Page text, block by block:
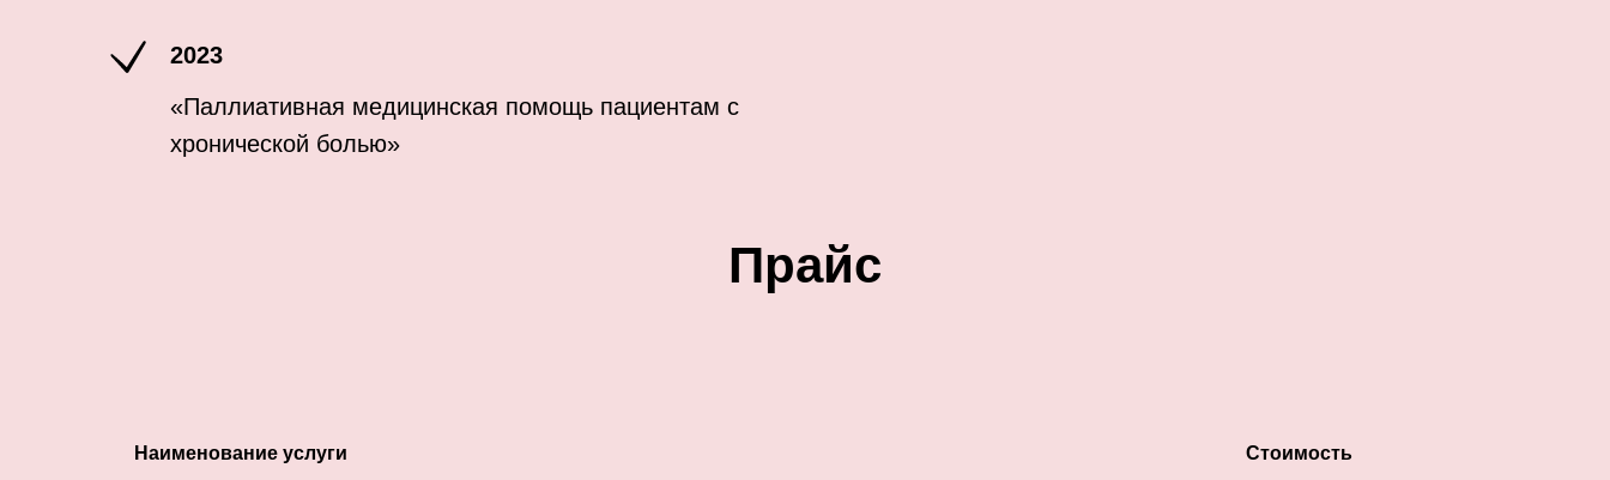
2023
«Паллиативная медицинская помощь пациентам с
хронической болью»
Прайс
Наименование услуги Стоимость